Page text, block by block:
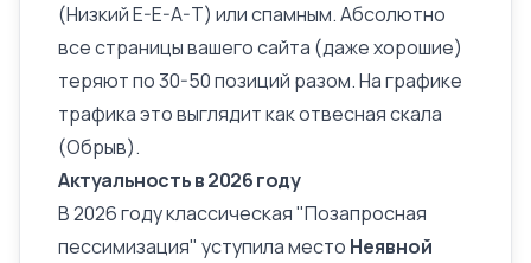
(Низкий E-E-A-T) или спамным. Абсолютно
все страницы вашего сайта (даже хорошие)
теряют по 30-50 позиций разом. На графике
трафика это выглядит как отвесная скала
(Обрыв).
Актуальность в 2026 году
В 2026 году классическая "Позапросная
пессимизация" уступила место Неявной